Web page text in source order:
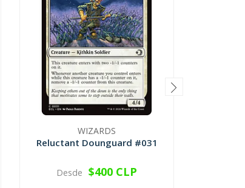
WIZARDS
Reluctant Dounguard #031
VER OPCIONES
Desde $400 CLP